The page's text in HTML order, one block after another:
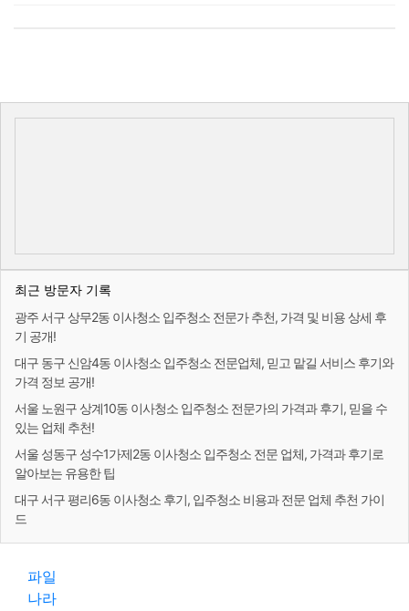
최근 방문자 기록
광주 서구 상무2동 이사청소 입주청소 전문가 추천, 가격 및 비용 상세 후
기 공개!
대구 동구 신암4동 이사청소 입주청소 전문업체, 믿고 맡길 서비스 후기와
가격 정보 공개!
서울 노원구 상계10동 이사청소 입주청소 전문가의 가격과 후기, 믿을 수
있는 업체 추천!
서울 성동구 성수1가제2동 이사청소 입주청소 전문 업체, 가격과 후기로
알아보는 유용한 팁
대구 서구 평리6동 이사청소 후기, 입주청소 비용과 전문 업체 추천 가이
드
파일
나라